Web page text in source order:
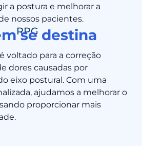
a postura e melhorar a
nossos pacientes.
RPG
se destina
voltado para a correção
dores causadas por
eixo postural. Com uma
ajudamos a melhorar o
proporcionar mais